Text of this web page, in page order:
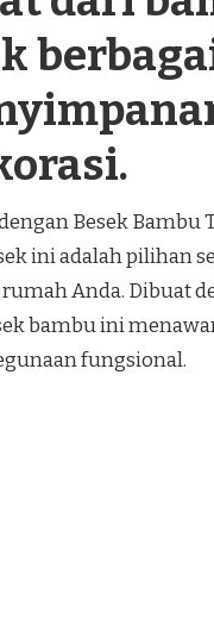
Besek Bambu
ini adalah pilihan
Anda. Dibuat
bambu ini
fungsional.